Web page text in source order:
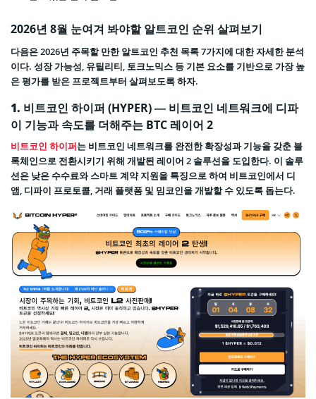
2026년 8월 눈여겨 봐야할 알트코인 순위 살펴보기
다음은 2026년 주목할 만한 알트코인 추천 목록 7가지에 대한 자세한 분석
이다. 성장 가능성, 유틸리티, 토크노믹스 등 기본 요소를 기반으로 가장 높
은 평가를 받은 프로젝트부터 살펴보도록 하자.
1. 비트코인 하이퍼 (HYPER) — 비트코인 네트워크에 디파
이 기능과 속도를 더해주는 BTC 레이어 2
비트코인 하이퍼는 비트코인 네트워크를 완전한 확장성과 기능을 갖춘 블
록체인으로 전환시키기 위해 개발된 레이어 2 솔루션을 도입한다. 이 솔루
션은 낮은 수수료와 스마트 계약 지원을 특징으로 하여 비트코인에서 디
앱, 디파이 프로토콜, 거래 플랫폼 및 밈코인을 개발할 수 있도록 돕는다.